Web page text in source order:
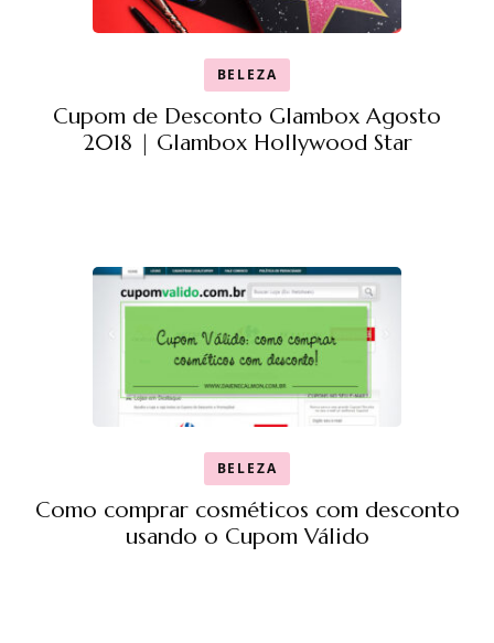
BELEZA
Cupom de Desconto Glambox Agosto
2018 | Glambox Hollywood Star
BELEZA
Como comprar cosméticos com desconto
usando o Cupom Válido